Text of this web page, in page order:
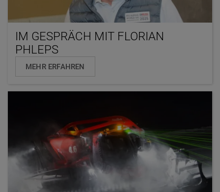
IM GESPRÄCH MIT FLORIAN
PHLEPS
MEHR ERFAHREN